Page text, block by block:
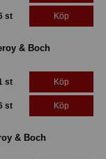
st Köp
& Boch
st Köp
st Köp
& Boch